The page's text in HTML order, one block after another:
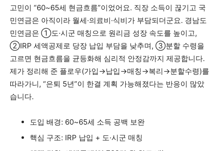
고민이 “60~65세 현금흐름”이었어요. 직장 소득이 끊기고 국
민연금은 아직이라 월세·의료비·식비가 부담되더군요. 경남도
민연금은 ①도·시군 매칭으로 원리금 성장 속도를 높이고,
②IRP 세액공제로 당장 납입 부담을 낮추며, ③분할 수령을
고르면 현금흐름을 균등화해 심리적 안정감까지 제공합니다.
제가 정리해 준 플로우(가입→납입→매칭→복리→분할수령)를
따라가니, “은퇴 5년”이 한결 계획 가능해졌다는 반응이 많았
습니다.
도입 배경: 60~65세 소득 공백 보완
핵심 구조: IRP 납입 + 도·시군 매칭